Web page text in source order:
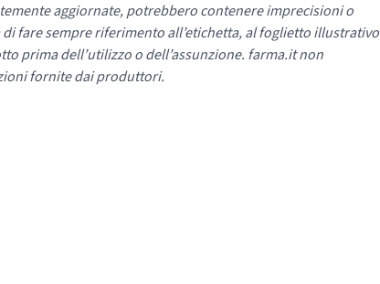
aggiornate, potrebbero contenere imprecisioni o
fare sempre riferimento all’etichetta, al foglietto illustrativo
prima dell’utilizzo o dell’assunzione. farma.it non
fornite dai produttori.